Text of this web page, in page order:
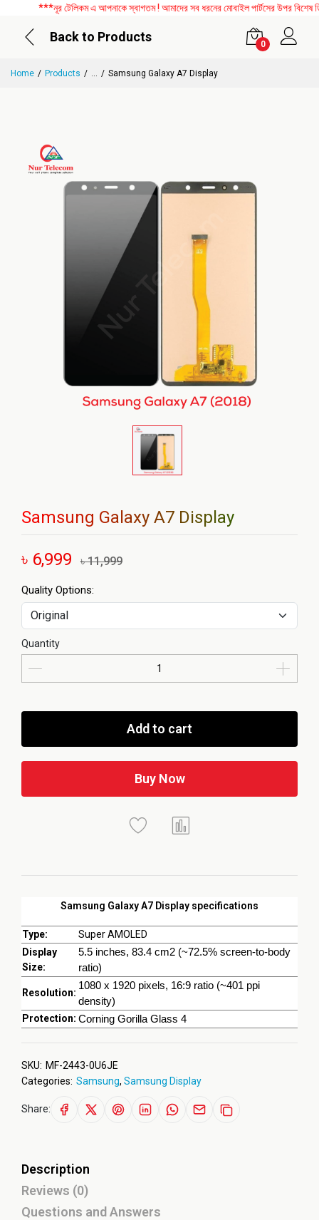
***নূর টেলিকম এ আপনাকে স্বাগতম ! আমাদের সব ধরনের মোবাইল পার্টসের উপর বিশেষ
Back to Products
0
Home Products ... Samsung Galaxy A7 Display
Samsung Galaxy A7 Display
৳ 6,999 ৳ 11,999
Samsung Galaxy A7 Display specifications
Type:
Super AMOLED
Display
Size:
5.5 inches, 83.4 cm2 (~72.5% screen-to-body
ratio)
Resolution:
1080 x 1920 pixels, 16:9 ratio (~401 ppi
density)
Protection: Corning Gorilla Glass 4
Quality Options:
Quantity
Add to cart
Buy Now
SKU: MF-2443-0U6JE
Categories: Samsung, Samsung Display
Share:
Description
Reviews (0)
Questions and Answers